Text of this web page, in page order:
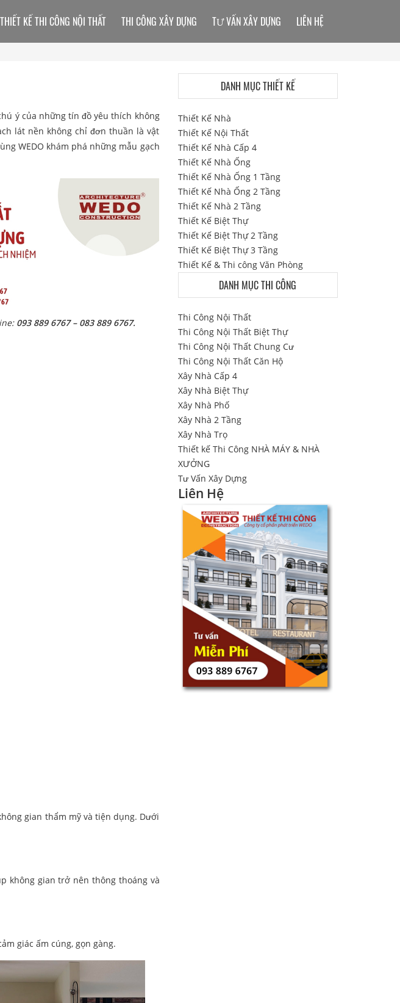
ý của những tín đồ yêu thích không
lát nền không chỉ đơn thuần là vật
WEDO khám phá những mẫu gạch
093 889 6767 – 083 889 6767.
gian thẩm mỹ và tiện dụng. Dưới
không gian trở nên thông thoáng và
giác ấm cúng, gọn gàng.
THIẾT KẾ THI CÔNG NỘI THẤT THI CÔNG XÂY DỰNG TƯ VẤN XÂY DỰNG LIÊN HỆ
DANH MỤC THIẾT KẾ
Thiết Kế Nhà
Thiết Kế Nội Thất
Thiết Kế Nhà Cấp 4
Thiết Kế Nhà Ống
Thiết Kế Nhà Ống 1 Tầng
Thiết Kế Nhà Ống 2 Tầng
Thiết Kế Nhà 2 Tầng
Thiết Kế Biệt Thự
Thiết Kế Biệt Thự 2 Tầng
Thiết Kế Biệt Thự 3 Tầng
Thiết Kế & Thi công Văn Phòng
DANH MỤC THI CÔNG
Thi Công Nội Thất
Thi Công Nội Thất Biệt Thự
Thi Công Nội Thất Chung Cư
Thi Công Nội Thất Căn Hộ
Xây Nhà Cấp 4
Xây Nhà Biệt Thự
Xây Nhà Phố
Xây Nhà 2 Tầng
Xây Nhà Trọ
Thiết kế Thi Công NHÀ MÁY & NHÀ
XƯỞNG
Tư Vấn Xây Dựng
Liên Hệ